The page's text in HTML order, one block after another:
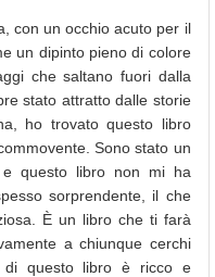
con un occhio acuto per il
un dipinto pieno di colore
che saltano fuori dalla
stato attratto dalle storie
ho trovato questo libro
Sono stato un
questo libro non mi ha
sorprendente, il che
È un libro che ti farà
a chiunque cerchi
di questo libro è ricco e